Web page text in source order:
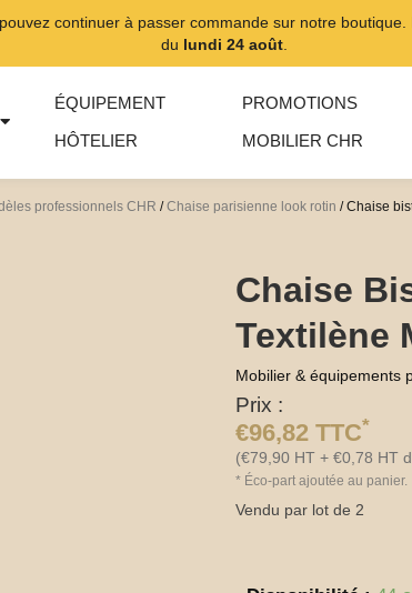
continuer à passer commande sur notre
du lundi 24 août
ÉQUIPEMENT
HÔTELIER
PROMOTIONS
MOBILIER CHR
professionnels CHR /Chaise parisienne look rotin / Chaise
Chaise
Textilène
Mobilier & équipements
Prix :
€96,82 TTC*
(€79,90 HT + €0,78 HT
* Éco-part ajoutée au panier.
Vendu par lot de 2
quantité